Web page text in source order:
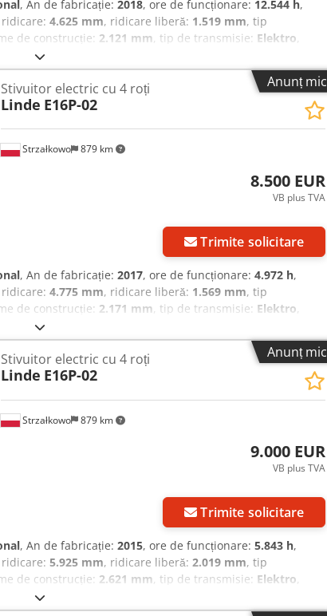
, An de fabricație: 2018, ore de funcționare: 12.544 h,
4.625 mm, ridicare liberă: 1.519 mm, tip
de construcție: 2.121 mm, tip de transmisie: Elektro,
1.000 - 2.500 kg Cjdpfx Agoy T Am Tefjha Tip catarg:
funcțional Stare tehnică: bună Baterie: 48V Deplasare
ventil 4,
Anunț mic
Strzałkowo 879 km
Stivuitor electric cu 4 roți
Linde E16P-02
8.500 EUR
VB plus TVA
Trimite solicitare
, An de fabricație: 2017, ore de funcționare: 4.972 h,
4.775 mm, ridicare liberă: 1.569 mm, tip
de construcție: 2.171 mm, tip de transmisie: Elektro,
= 1.000 - 2.500 kg Tip catarg: Triplex Csdjx Ef Nfopfx
Stare tehnică: bună Voltaj baterie: 48V An
a valvă,
Anunț mic
Strzałkowo 879 km
Stivuitor electric cu 4 roți
Linde E16P-02
9.000 EUR
VB plus TVA
Trimite solicitare
, An de fabricație: 2015, ore de funcționare: 5.843 h,
5.925 mm, ridicare liberă: 2.019 mm, tip
de construcție: 2.621 mm, tip de transmisie: Elektro,
= 1.000 - 2.500 kg Tip catarg: Triplex Cedpfx Aswi A
Stare tehnică: bună Tensiune baterie: 48V An